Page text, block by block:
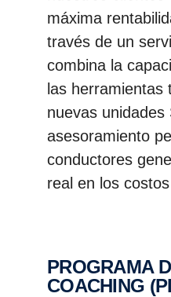
máxima
través de un
combina la
las herramientas
nuevas unidades
asesoramiento
conductores
real en los
PROGRAMA DRIVER
COACHING